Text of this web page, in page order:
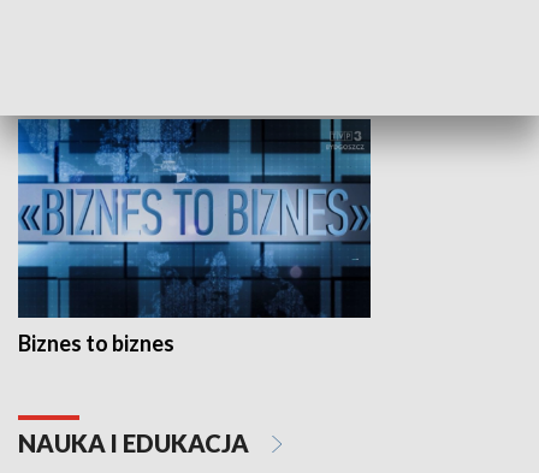
Biznes to biznes
NAUKA I EDUKACJA